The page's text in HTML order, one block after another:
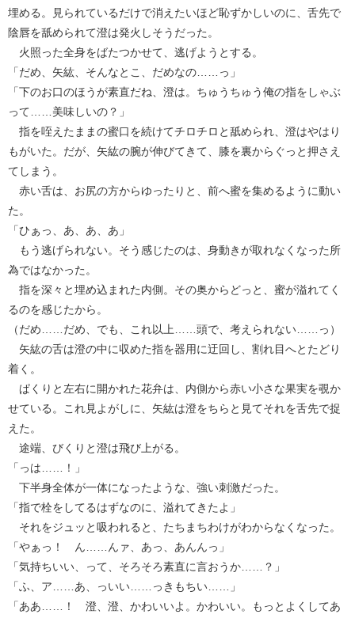
埋める。見られているだけで消えたいほど恥ずかしいのに、舌先で
陰唇を舐められて澄は発火しそうだった。
火照った全身をばたつかせて、逃げようとする。
「だめ、矢紘、そんなとこ、だめなの……っ」
「下のお口のほうが素直だね、澄は。ちゅうちゅう俺の指をしゃぶ
って……美味しいの？」
指を咥えたままの蜜口を続けてチロチロと舐められ、澄はやはり
もがいた。だが、矢紘の腕が伸びてきて、膝を裏からぐっと押さえ
てしまう。
赤い舌は、お尻の方からゆったりと、前へ蜜を集めるように動い
た。
「ひぁっ、あ、あ、あ」
もう逃げられない。そう感じたのは、身動きが取れなくなった所
為ではなかった。
指を深々と埋め込まれた内側。その奥からどっと、蜜が溢れてく
るのを感じたから。
（だめ……だめ、でも、これ以上……頭で、考えられない……っ）
矢紘の舌は澄の中に収めた指を器用に迂回し、割れ目へとたどり
着く。
ぱくりと左右に開かれた花弁は、内側から赤い小さな果実を覗か
せている。これ見よがしに、矢紘は澄をちらと見てそれを舌先で捉
えた。
途端、びくりと澄は飛び上がる。
「っは……！」
下半身全体が一体になったような、強い刺激だった。
「指で栓をしてるはずなのに、溢れてきたよ」
それをジュッと吸われると、たちまちわけがわからなくなった。
「やぁっ！ ん……んァ、あっ、あんんっ」
「気持ちいい、って、そろそろ素直に言おうか……？」
「ふ、ア……あ、っいい……っきもちい……」
「ああ……！ 澄、澄、かわいいよ。かわいい。もっとよくしてあ